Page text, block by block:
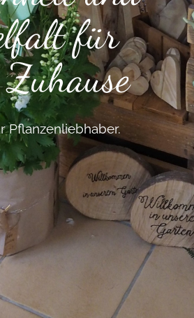
für
Pflanzenliebhaber.